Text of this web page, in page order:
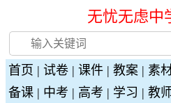
无忧无虑中
首页 | 试卷 | 课件 | 教案 | 素
备课 | 中考 | 高考 | 学习 | 教